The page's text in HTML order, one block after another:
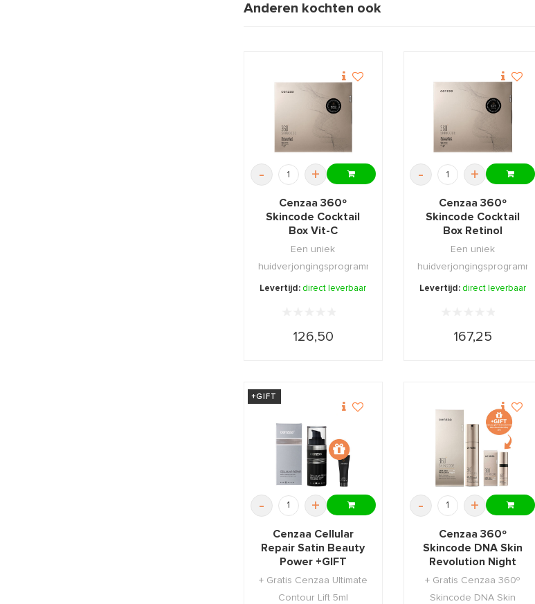
Anderen kochten ook
- +
Cenzaa 360º
Skincode Cocktail
Box Vit-C
Een uniek
huidverjongingsprogramma
die de huid verstrakt en
Levertijd: direct leverbaar
126,50
- +
Cenzaa 360º
Skincode Cocktail
Box Retinol
Een uniek
huidverjongingsprogramma
dat de tekenen van
Levertijd: direct leverbaar
167,25
+GIFT
- +
Cenzaa Cellular
Repair Satin Beauty
Power +GIFT
+ Gratis Cenzaa Ultimate
Contour Lift 5ml
- +
Cenzaa 360º
Skincode DNA Skin
Revolution Night
50ml +GIFT
+ Gratis Cenzaa 360º
Skincode DNA Skin